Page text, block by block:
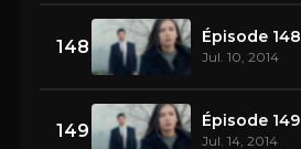
148 Épisode 148
Jul. 10, 2014
149 Épisode 149
Jul. 14, 2014